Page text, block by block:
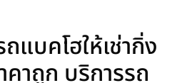
แบคโฮให้เช่ากิ่ง
คาถูก บริการรถ